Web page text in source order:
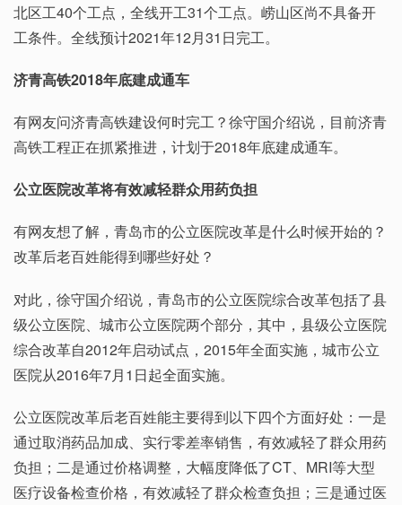
北区工40个工点，全线开工31个工点。崂山区尚不具备开
工条件。全线预计2021年12月31日完工。
济青高铁2018年底建成通车
有网友问济青高铁建设何时完工？徐守国介绍说，目前济青
高铁工程正在抓紧推进，计划于2018年底建成通车。
公立医院改革将有效减轻群众用药负担
有网友想了解，青岛市的公立医院改革是什么时候开始的？
改革后老百姓能得到哪些好处？
对此，徐守国介绍说，青岛市的公立医院综合改革包括了县
级公立医院、城市公立医院两个部分，其中，县级公立医院
综合改革自2012年启动试点，2015年全面实施，城市公立
医院从2016年7月1日起全面实施。
公立医院改革后老百姓能主要得到以下四个方面好处：一是
通过取消药品加成、实行零差率销售，有效减轻了群众用药
负担；二是通过价格调整，大幅度降低了CT、MRI等大型
医疗设备检查价格，有效减轻了群众检查负担；三是通过医